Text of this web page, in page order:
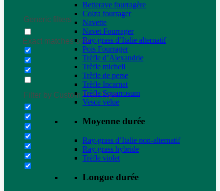
Generic filters
Exact matches only
Filter by Custom Post Type
Betterave fourragère
Colza fourrager
Navette
Navet Fourrager
Ray-grass d’Italie alternatif
Pois Fourrager
Trèfle d’Alexandrie
Trèfle micheli
Trèfle de perse
Trèfle Incarnat
Trèfle Squarrosum
Vesce velue
Moyenne durée
Ray-grass d’Italie non-alternatif
Ray-grass hybride
Trèfle violet
Longue durée